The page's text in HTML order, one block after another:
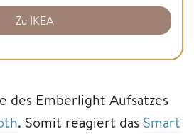
Zu IKEA
des Emberlight Aufsatzes
. Somit reagiert das Smart